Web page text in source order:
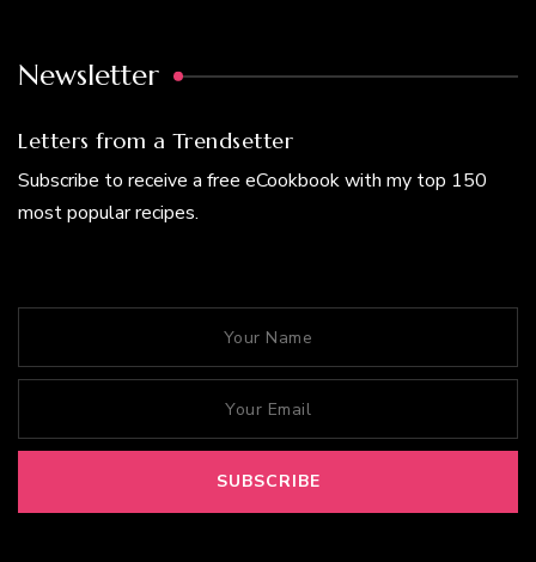
Newsletter
Letters from a Trendsetter
Subscribe to receive a free eCookbook with my top 150
most popular recipes.